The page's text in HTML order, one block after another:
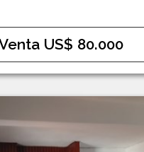
US$ 80.000